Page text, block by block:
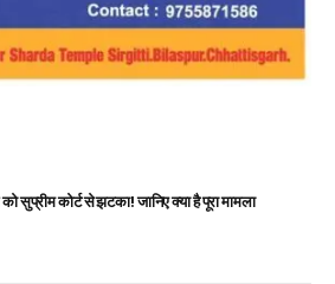
सुप्रीम कोर्ट से झटका! जानिए क्या है पूरा मामला